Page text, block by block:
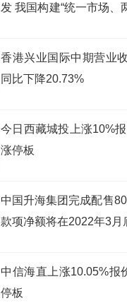
发 我国构建“统一市场、
香港兴业国际中期营业
同比下降20.73%
今日西藏城投上涨10%
涨停板
中国升海集团完成配售
款项净额将在2022年3月
中信海直上涨10.05%报
停板